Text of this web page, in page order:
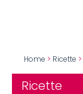
Home > Ricette >
Ricette